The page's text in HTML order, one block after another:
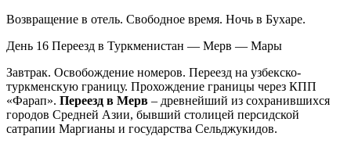
Возвращение в отель. Свободное время. Ночь в Бухаре.
День 16 Переезд в Туркменистан — Мерв — Мары
Завтрак. Освобождение номеров. Переезд на узбекско-
туркменскую границу. Прохождение границы через КПП
«Фарап». Переезд в Мерв – древнейший из сохранившихся
городов Средней Азии, бывший столицей персидской
сатрапии Маргианы и государства Сельджукидов.